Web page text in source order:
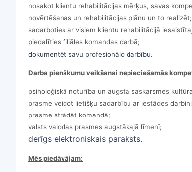
nosakot klientu rehabilitācijas mērķus, savas
novērtēšanas un rehabilitācijas plānu un to realizēt;
sadarboties ar visiem klientu rehabilitācijā
piedalīties filiāles komandas darbā;
dokumentēt savu profesionālo darbību.
Darba pienākumu veikšanai nepieciešamās
psiholoģiskā noturība un augsta saskarsmes
prasme veidot lietišķu sadarbību ar iestādes
prasme strādāt komandā;
valsts valodas prasmes augstākajā līmenī;
derīgs elektroniskais paraksts.
Mēs piedāvājam: